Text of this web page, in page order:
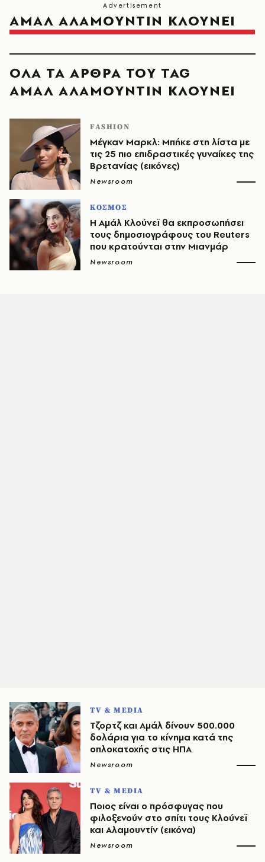
ΑΜΑΛ ΑΛΑΜΟΥΝΤΙΝ ΚΛΟΥΝΕΙ
ΟΛΑ ΤΑ ΑΡΘΡΑ ΤΟΥ TAG
ΑΜΑΛ ΑΛΑΜΟΥΝΤΙΝ ΚΛΟΥΝΕΙ
FASHION
Μέγκαν Μαρκλ: Μπήκε στη λίστα με
τις 25 πιο επιδραστικές γυναίκες της
Βρετανίας (εικόνες)
Newsroom
ΚΟΣΜΟΣ
Η Αμάλ Κλούνεϊ θα εκπροσωπήσει
τους δημοσιογράφους του Reuters
που κρατούνται στην Μιανμάρ
Newsroom
TV & MEDIA
Τζορτζ και Αμάλ δίνουν 500.000
δολάρια για το κίνημα κατά της
οπλοκατοχής στις ΗΠΑ
Newsroom
TV & MEDIA
Ποιος είναι ο πρόσφυγας που
φιλοξενούν στο σπίτι τους Κλούνεϊ
και Αλαμουντίν (εικόνα)
Newsroom